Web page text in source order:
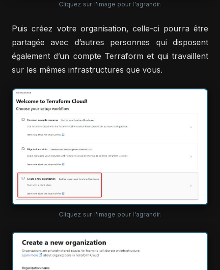
Cliquez sur l'image pour l'agrandir.
Puis créez votre organisation, celle-ci pourra être
partagée avec d’autres personnes qui disposent
également d’un compte Terraform et qui travaillent
sur les mêmes infrastructures que vous.
Cliquez sur l'image pour l'agrandir.